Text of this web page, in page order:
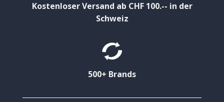
Kostenloser Versand ab CHF 100.-- in der
Schweiz
500+ Brands